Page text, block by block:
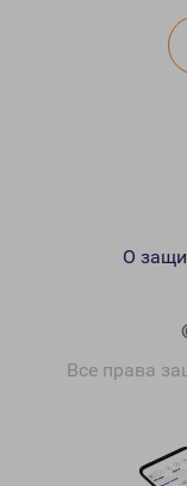
Все права
О